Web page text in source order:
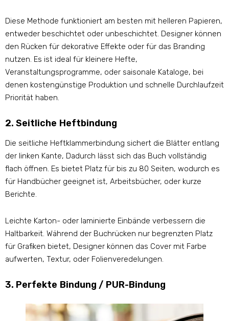
Diese Methode funktioniert am besten mit helleren Papieren,
entweder beschichtet oder unbeschichtet. Designer können
den Rücken für dekorative Effekte oder für das Branding
nutzen. Es ist ideal für kleinere Hefte,
Veranstaltungsprogramme, oder saisonale Kataloge, bei
denen kostengünstige Produktion und schnelle Durchlaufzeit
Priorität haben.
2. Seitliche Heftbindung
Die seitliche Heftklammerbindung sichert die Blätter entlang
der linken Kante, Dadurch lässt sich das Buch vollständig
flach öffnen. Es bietet Platz für bis zu 80 Seiten, wodurch es
für Handbücher geeignet ist, Arbeitsbücher, oder kurze
Berichte.
Leichte Karton- oder laminierte Einbände verbessern die
Haltbarkeit. Während der Buchrücken nur begrenzten Platz
für Grafiken bietet, Designer können das Cover mit Farbe
aufwerten, Textur, oder Folienveredelungen.
3. Perfekte Bindung / PUR-Bindung